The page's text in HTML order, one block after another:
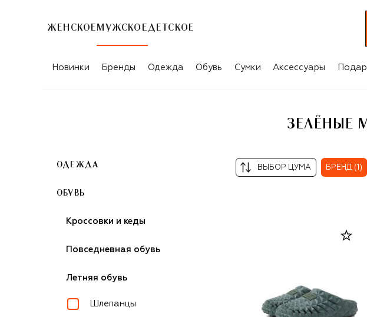
ЖЕНСКОЕ МУЖСКОЕ ДЕТСКОЕ
ЗЕЛЁНЫЕ МУЖСКИЕ САБО EA7
Новинки Бренды Одежда Обувь Сумки Аксессуары
ЗЕЛЁНЫЕ
ОДЕЖДА
ОБУВЬ
Кроссовки и кеды
Повседневная обувь
Летняя обувь
Шлепанцы
ВЫБОР ЦУМА БРЕНД (1)